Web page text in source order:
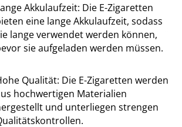
Akkulaufzeit: Die E-Zigaretten
eine lange Akkulaufzeit, sodass
lange verwendet werden können,
sie aufgeladen werden müssen.
Qualität: Die E-Zigaretten werden
hochwertigen Materialien
und unterliegen strengen